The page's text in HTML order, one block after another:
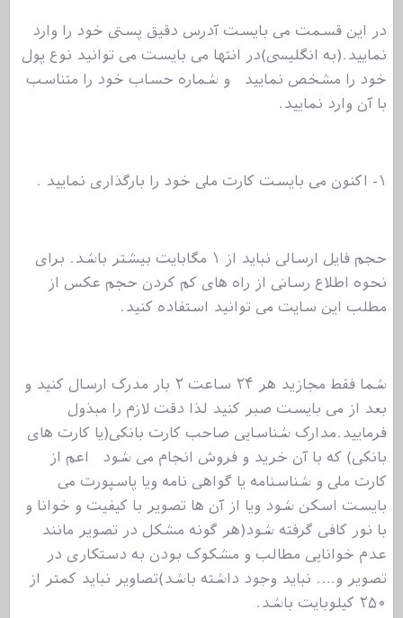
در این قسمت می بایست آدرس دقیق پستی خود را وارد
نمایید.(به انگلیسی)در انتها می بایست می توانید نوع پول
خود را مشخص نمایید و شماره حساب خود را متناسب
با آن وارد نمایید.
۱- اکنون می بایست کارت ملی خود را بارگذاری نمایید .
حجم فایل ارسالی نباید از ۱ مگابایت بیشتر باشد. برای
نحوه اطلاع رسانی از راه های کم کردن حجم عکس از
مطلب این سایت می توانید استفاده کنید.
شما فقط مجازید هر ۲۴ ساعت ۲ بار مدرک ارسال کنید و
بعد از می بایست صبر کنید لذا دقت لازم را مبذول
فرمایید.مدارک شناسایی صاحب کارت بانکی(یا کارت های
بانکی) که با آن خرید و فروش انجام می شود اعم از
کارت ملی و شناسنامه یا گواهی نامه ویا پاسپورت می
بایست اسکن شود ویا از آن ها تصویر با کیفیت و خوانا و
با نور کافی گرفته شود(هر گونه مشکل در تصویر مانند
عدم خوانایی مطالب و مشکوک بودن به دستکاری در
تصویر و…. نباید وجود داشته باشد)تصاویر نباید کمتر از
۲۵۰ کیلوبایت باشد.